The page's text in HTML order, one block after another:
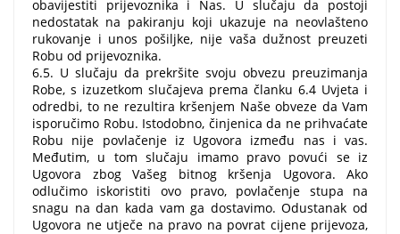
obavijestiti prijevoznika i Nas. U slučaju da postoji
nedostatak na pakiranju koji ukazuje na neovlašteno
rukovanje i unos pošiljke, nije vaša dužnost preuzeti
Robu od prijevoznika.
6.5. U slučaju da prekršite svoju obvezu preuzimanja
Robe, s izuzetkom slučajeva prema članku 6.4 Uvjeta i
odredbi, to ne rezultira kršenjem Naše obveze da Vam
isporučimo Robu. Istodobno, činjenica da ne prihvaćate
Robu nije povlačenje iz Ugovora između nas i vas.
Međutim, u tom slučaju imamo pravo povući se iz
Ugovora zbog Vašeg bitnog kršenja Ugovora. Ako
odlučimo iskoristiti ovo pravo, povlačenje stupa na
snagu na dan kada vam ga dostavimo. Odustanak od
Ugovora ne utječe na pravo na povrat cijene prijevoza,